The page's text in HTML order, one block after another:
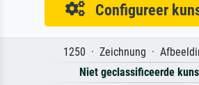
Configureer
1250 · Zeichnung ·
Niet geclassificeerde